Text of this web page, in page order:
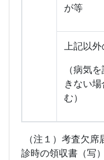
が等
上記以
（病気
きない
む）
（注１）考査欠
診時の領収書（写